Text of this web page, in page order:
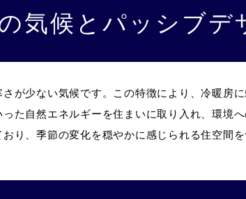
気候とパッシブデ
が少ない気候です。この特徴により、冷暖房
た自然エネルギーを住まいに取り入れ、環境
り、季節の変化を穏やかに感じられる住空間を